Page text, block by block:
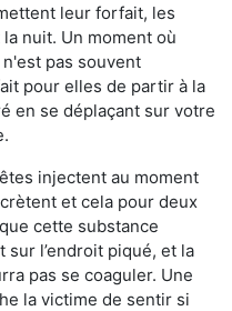
leur forfait, les
nuit. Un moment où
pas souvent
pour elles de partir à la
en se déplaçant sur votre
injectent au moment
et cela pour deux
cette substance
l’endroit piqué, et la
pas se coaguler. Une
la victime de sentir si